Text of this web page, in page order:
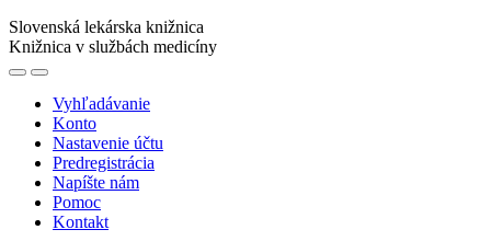
Slovenská lekárska knižnica
Knižnica v službách medicíny
Vyhľadávanie
Konto
Nastavenie účtu
Predregistrácia
Napíšte nám
Pomoc
Kontakt